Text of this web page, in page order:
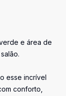
e área de
esse incrível
conforto,